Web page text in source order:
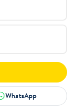
WhatsApp